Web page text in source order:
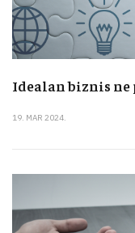
Idealan biznis ne
19. MAR 2024.